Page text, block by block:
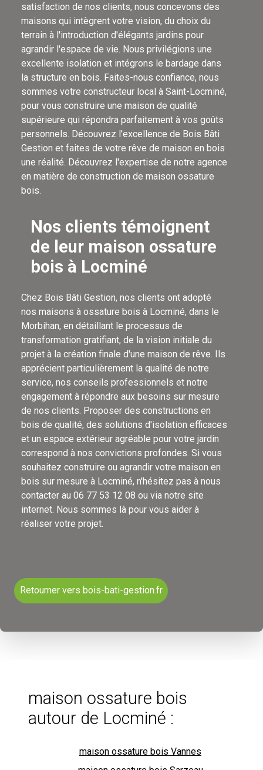
satisfaction de nos clients, nous concevons des
maisons qui intègrent votre vision, du choix du
terrain à l'introduction d'élégants jardins pour
agrandir l'espace de vie. Nous privilégions une
excellente isolation et intégrons le bardage dans
la structure en bois. Faites-nous confiance, nous
sommes votre constructeur local à Saint-Locminé,
pour vous construire une maison de qualité
supérieure qui répondra parfaitement à vos goûts
personnels. Découvrez l'excellence de Bois Bâti
Gestion et faites de votre rêve de maison en bois
une réalité. Découvrez l'expertise de notre agence
en matière de construction de maison ossature
bois.
Nos clients témoignent
de leur maison ossature
bois à Locminé
Chez Bois Bâti Gestion, nos clients ont adopté
nos maisons à ossature bois à Locminé, dans le
Morbihan, en détaillant le processus de
transformation gratifiant, de la vision initiale du
projet à la création finale d'une maison de rêve. Ils
apprécient particulièrement la qualité de notre
service, nos conseils professionnels et notre
engagement à répondre aux besoins sur mesure
de nos clients. Proposer des constructions en
bois de qualité, des solutions d'isolation efficaces
et un espace extérieur agréable pour votre jardin
correspond à nos convictions profondes. Si vous
souhaitez construire ou agrandir votre maison en
bois sur mesure à Locminé, n'hésitez pas à nous
contacter au 06 77 53 12 08 ou via notre site
internet. Nous sommes là pour vous aider à
réaliser votre projet.
Retourner vers bois-bati-gestion.fr
maison ossature bois
autour de Locminé :
maison ossature bois Vannes